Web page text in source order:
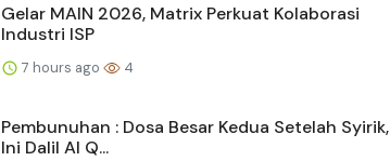
Gelar MAIN 2026, Matrix Perkuat Kolaborasi
Industri ISP
7 hours ago 4
Pembunuhan : Dosa Besar Kedua Setelah Syirik,
Ini Dalil Al Q...